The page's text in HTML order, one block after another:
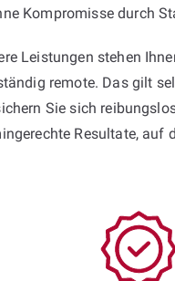
Kompromisse durch
Leistungen stehen
remote. Das gilt
Sie sich
Resultate, auf